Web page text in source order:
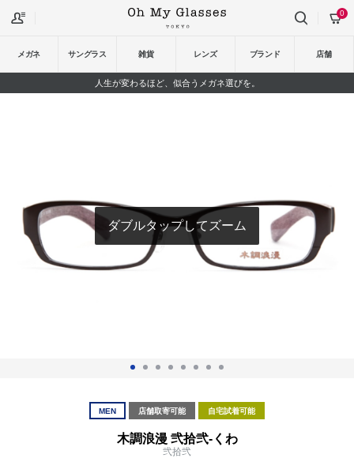
メガネ サングラス 雑貨 レンズ ブランド 店舗
0
人生が変わるほど、似合うメガネ選びを。
ダブルタップしてズーム
MEN 店舗取寄可能 自宅試着可能
木調浪漫 弐拾弐-くわ
弐拾弐